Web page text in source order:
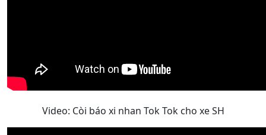
Video: Còi báo xi nhan Tok Tok cho xe SH